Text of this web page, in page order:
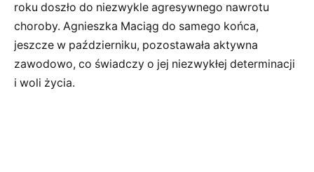
roku doszło do niezwykle agresywnego nawrotu
choroby. Agnieszka Maciąg do samego końca,
jeszcze w październiku, pozostawała aktywna
zawodowo, co świadczy o jej niezwykłej determinacji
i woli życia.